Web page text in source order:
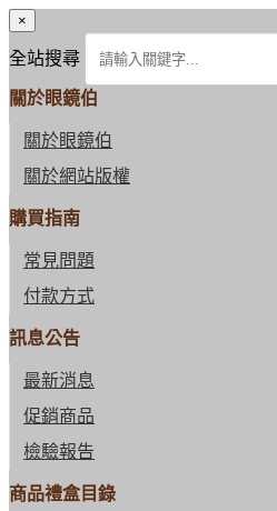
×
全站搜尋
關於眼鏡伯
關於眼鏡伯
關於網站版權
購買指南
常見問題
付款方式
訊息公告
最新消息
促銷商品
檢驗報告
商品禮盒目錄